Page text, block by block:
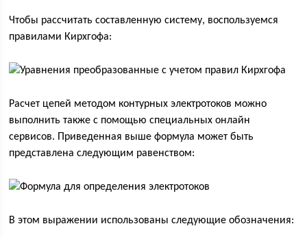
Чтобы рассчитать составленную систему, воспользуемся
правилами Кирхгофа:
Расчет цепей методом контурных электротоков можно
выполнить также с помощью специальных онлайн
сервисов. Приведенная выше формула может быть
представлена следующим равенством:
В этом выражении использованы следующие обозначения: